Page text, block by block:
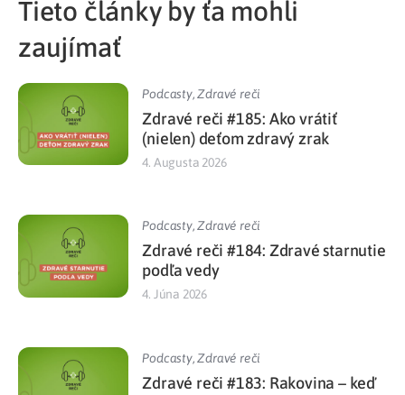
Tieto články by ťa mohli
zaujímať
Podcasty,Zdravé reči
Zdravé reči #185: Ako vrátiť
(nielen) deťom zdravý zrak
4. Augusta 2026
Podcasty,Zdravé reči
Zdravé reči #184: Zdravé starnutie
podľa vedy
4. Júna 2026
Podcasty,Zdravé reči
Zdravé reči #183: Rakovina – keď